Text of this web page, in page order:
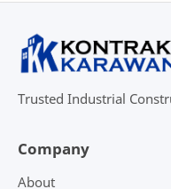
Trusted Industrial
Company
About